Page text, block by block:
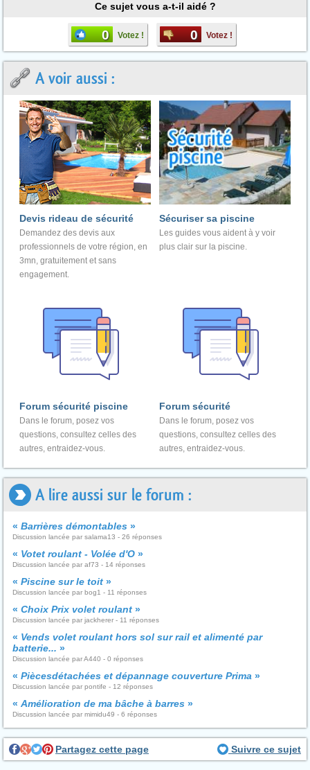
Ce sujet vous a-t-il aidé ?
0 Votez ! 0 Votez !
A voir aussi :
Devis rideau de sécurité
Demandez des devis aux
professionnels de votre région, en
3mn, gratuitement et sans
engagement.
Sécuriser sa piscine
Les guides vous aident à y voir
plus clair sur la piscine.
Forum sécurité piscine
Dans le forum, posez vos
questions, consultez celles des
autres, entraidez-vous.
Forum sécurité
Dans le forum, posez vos
questions, consultez celles des
autres, entraidez-vous.
A lire aussi sur le forum :
« Barrières démontables »
Discussion lancée par salama13 - 26 réponses
« Votet roulant - Volée d'O »
Discussion lancée par af73 - 14 réponses
« Piscine sur le toit »
Discussion lancée par bog1 - 11 réponses
« Choix Prix volet roulant »
Discussion lancée par jackherer - 11 réponses
« Vends volet roulant hors sol sur rail et alimenté par
batterie... »
Discussion lancée par A440 - 0 réponses
« Piècesdétachées et dépannage couverture Prima »
Discussion lancée par pontife - 12 réponses
« Amélioration de ma bâche à barres »
Discussion lancée par mimidu49 - 6 réponses
Partagez cette page Suivre ce sujet